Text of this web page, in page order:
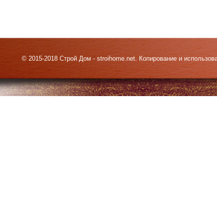
© 2015-2018 Строй Дом - stroihome.net. Копирование и